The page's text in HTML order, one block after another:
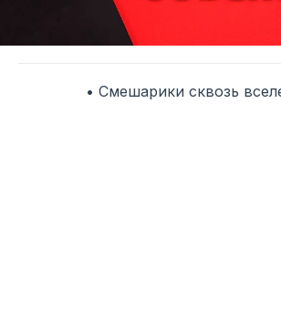
• Смешарики сквозь